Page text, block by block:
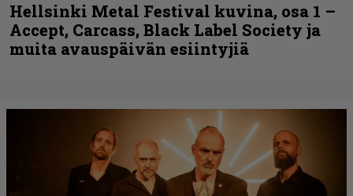
Hellsinki Metal Festival kuvina, osa 1 –
Accept, Carcass, Black Label Society ja
muita avauspäivän esiintyjiä